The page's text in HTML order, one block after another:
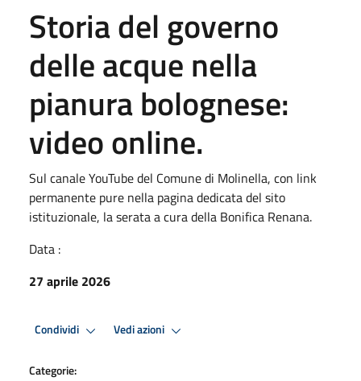
Storia del governo
delle acque nella
pianura bolognese:
video online.
Sul canale YouTube del Comune di Molinella, con link
permanente pure nella pagina dedicata del sito
istituzionale, la serata a cura della Bonifica Renana.
Data :
27 aprile 2026
Condividi Vedi azioni
Categorie: